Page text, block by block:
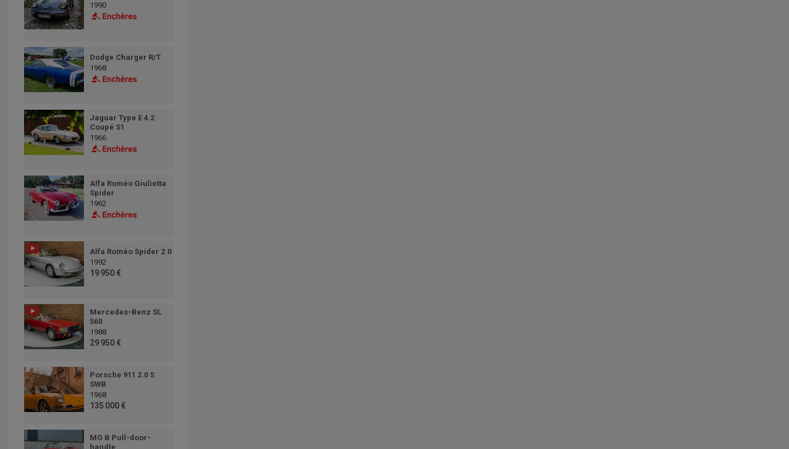
1990
Dodge Charger R/T
1968
Jaguar Type E 4.2
Coupé S1
1966
Alfa Roméo Giulietta
Spider
1962
Alfa Roméo Spider 2.0
1992
19 950 €
Mercedes-Benz SL
560
1988
29 950 €
Porsche 911 2.0 S
SWB
1968
135 000 €
MG B Pull-door-
handle